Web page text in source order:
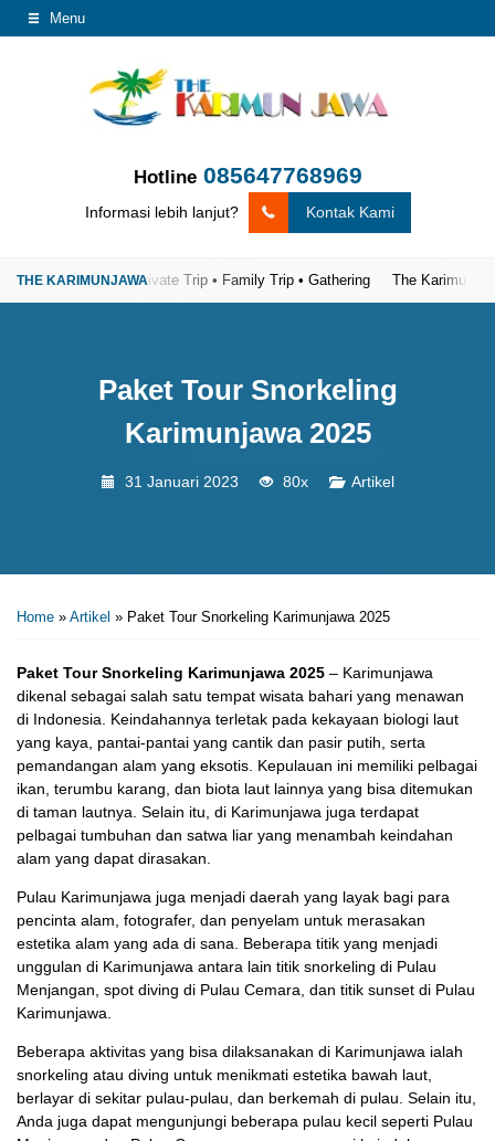
Menu
Hotline 085647768969
Informasi lebih lanjut? Kontak Kami
Open Trip • Private Trip • Family Trip • Gathering The Karimunjawa
Paket Tour Snorkeling
Karimunjawa 2025
31 Januari 2023 80x Artikel
Home » Artikel » Paket Tour Snorkeling Karimunjawa 2025
Paket Tour Snorkeling Karimunjawa 2025 – Karimunjawa
dikenal sebagai salah satu tempat wisata bahari yang menawan
di Indonesia. Keindahannya terletak pada kekayaan biologi laut
yang kaya, pantai-pantai yang cantik dan pasir putih, serta
pemandangan alam yang eksotis. Kepulauan ini memiliki pelbagai
ikan, terumbu karang, dan biota laut lainnya yang bisa ditemukan
di taman lautnya. Selain itu, di Karimunjawa juga terdapat
pelbagai tumbuhan dan satwa liar yang menambah keindahan
alam yang dapat dirasakan.
Pulau Karimunjawa juga menjadi daerah yang layak bagi para
pencinta alam, fotografer, dan penyelam untuk merasakan
estetika alam yang ada di sana. Beberapa titik yang menjadi
unggulan di Karimunjawa antara lain titik snorkeling di Pulau
Menjangan, spot diving di Pulau Cemara, dan titik sunset di Pulau
Karimunjawa.
Beberapa aktivitas yang bisa dilaksanakan di Karimunjawa ialah
snorkeling atau diving untuk menikmati estetika bawah laut,
berlayar di sekitar pulau-pulau, dan berkemah di pulau. Selain itu,
Anda juga dapat mengunjungi beberapa pulau kecil seperti Pulau